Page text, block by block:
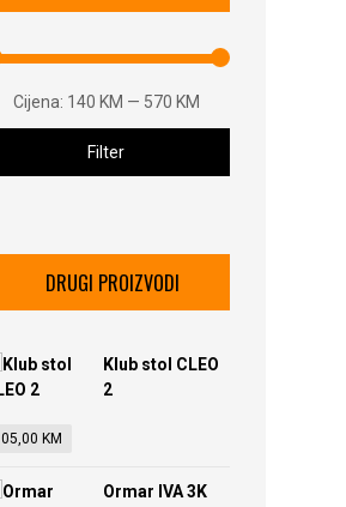
Dnevni boravak SARDINIA
Filter
Cijena: 140 KM — 570 KM
DRUGI PROIZVODI
Klub stol CLEO
2
KM
Ormar IVA 3K